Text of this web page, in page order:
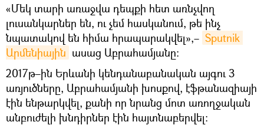
«Մեկ տարի առաջվա դեպքի հետ առնչվող
լուսանկարներ են, ու չեմ հասկանում, թե ինչ
նպատակով են հիմա հրապարակվել»,– Sputnik
Արմենիային ասաց Աբրահամյանը։
2017թ–ին Երևանի կենդանաբանական այգու 3
առյուծները, Աբրահամյանի խոսքով, էֆթանազիայի
էին ենթարկվել, քանի որ նրանց մոտ առողջական
անբուժելի խնդիրներ էին հայտնաբերվել։